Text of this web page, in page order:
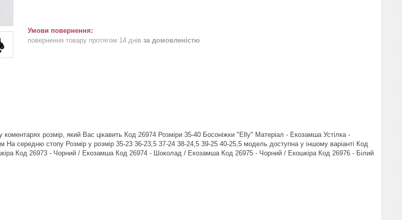
повернення товару протягом 14 днів за домовленістю
коментарях розмір, який Вас цікавить Код 26974 Розміри 35-40 Босоніжки "Elly" Матеріал - Екозамша Устілка -
На середню стопу Розмір у розмір 35-23 36-23,5 37-24 38-24,5 39-25 40-25,5 модель доступна у іншому варіанті Код
Код 26973 - Чорний / Екозамша Код 26974 - Шоколад / Екозамша Код 26975 - Чорний / Екошкіра Код 26976 - Білий